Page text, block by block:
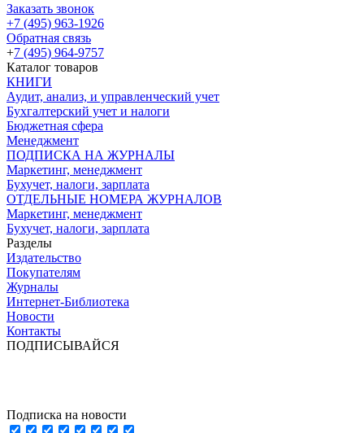
Заказать звонок
+7 (495) 963-1926
Обратная связь
+7 (495) 964-9757
Каталог товаров
КНИГИ
Аудит, анализ, и управленческий учет
Бухгалтерский учет и налоги
Бюджетная сфера
Менеджмент
ПОДПИСКА НА ЖУРНАЛЫ
Маркетинг, менеджмент
Бухучет, налоги, зарплата
ОТДЕЛЬНЫЕ НОМЕРА ЖУРНАЛОВ
Маркетинг, менеджмент
Бухучет, налоги, зарплата
Разделы
Издательство
Покупателям
Журналы
Интернет-Библиотека
Новости
Контакты
ПОДПИСЫВАЙСЯ
Подписка на новости